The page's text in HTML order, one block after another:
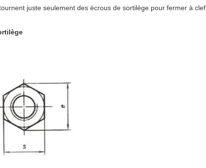
juste seulement des écrous de sortilège pour fermer à clef